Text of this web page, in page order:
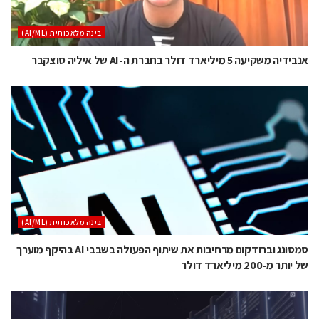
בינה מלאכותית (AI/ML)
אנבידיה משקיעה 5 מיליארד דולר בחברת ה-AI של איליה סוצקבר
בינה מלאכותית (AI/ML)
סמסונג וברודקום מרחיבות את שיתוף הפעולה בשבבי AI בהיקף מוערך
של יותר מ-200 מיליארד דולר